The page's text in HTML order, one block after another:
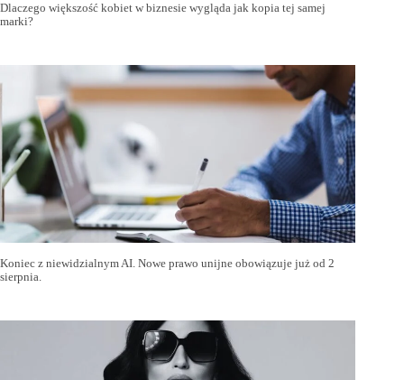
Dlaczego większość kobiet w biznesie wygląda jak kopia tej samej
marki?
Koniec z niewidzialnym AI. Nowe prawo unijne obowiązuje już od 2
sierpnia.